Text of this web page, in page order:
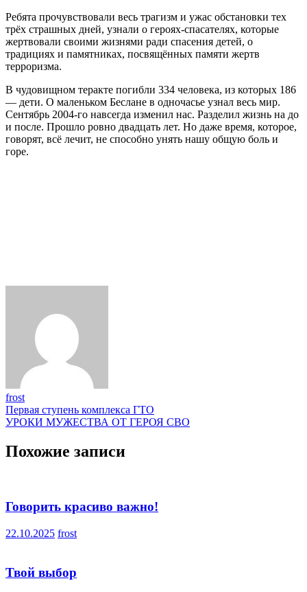
Ребята прочувствовали весь трагизм и ужас обстановки тех
трёх страшных дней, узнали о героях-спасателях, которые
жертвовали своими жизнями ради спасения детей, о
традициях и памятниках, посвящённых памяти жертв
терроризма.
В чудовищном теракте погибли 334 человека, из которых 186
— дети. О маленьком Беслане в одночасье узнал весь мир.
Сентябрь 2004-го навсегда изменил нас. Разделил жизнь на до
и после. Прошло ровно двадцать лет. Но даже время, которое,
говорят, всё лечит, не способно унять нашу общую боль и
горе.
frost
Навигация
по
записям
Первая ступень комплекса ГТО
УРОКИ МУЖЕСТВА ОТ ГЕРОЯ СВО
Похожие записи
Говорить красиво важно!
22.10.2025 frost
Твой выбор